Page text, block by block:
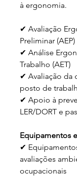
à ergonomia.
✔ Avaliação
Preliminar (AEP)
✔ Análise
Trabalho (AET)
✔ Avaliação da
posto de
✔ Apoio à
LER/DORT e
Equipamentos
✔
avaliações
ocupacionais